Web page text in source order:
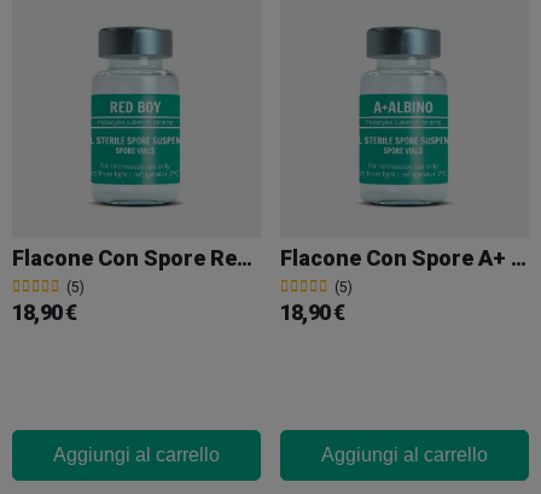
Flacone Con Spore Red Boy
(5)
18,90 €
Aggiungi al carrello
Flacone Con Spore A+ Albino
(5)
18,90 €
Aggiungi al carrello